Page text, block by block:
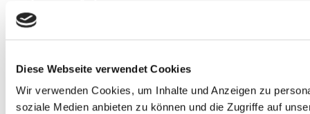
Diese Webseite verwendet Cookies
Wir verwenden Cookies, um Inhalte und Anzeigen zu
soziale Medien anbieten zu können und die Zugriffe auf
entsprechenden Boards dennoch
per XMP betreiben. Die Intel
UHD Graphics 730 unterstützt
beschleunigt das Kodieren und
Videoformate in Hardware.
W, 20
RPL
UHD
730